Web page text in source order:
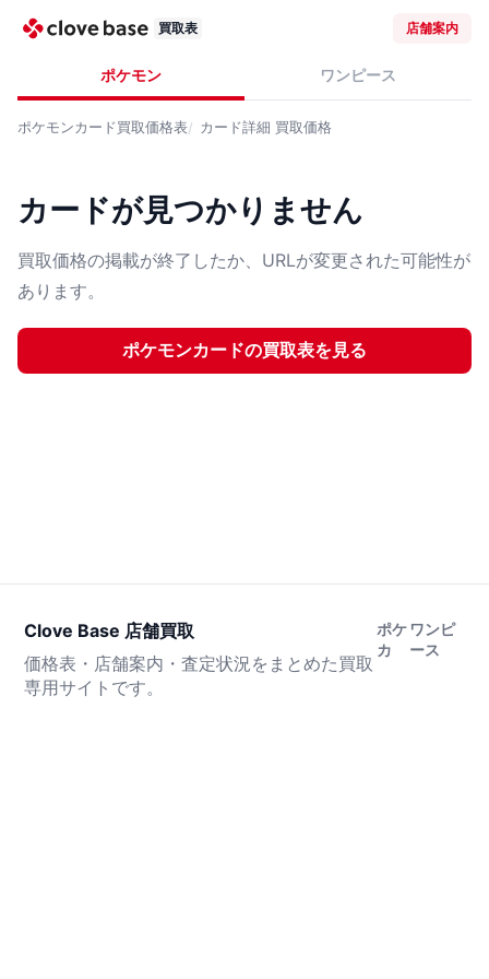
買取表 店舗案内
ポケモン ワンピース
ポケモンカード買取価格表 カード詳細 買取価格
カードが見つかりません
買取価格の掲載が終了したか、URLが変更された可能性が
あります。
ポケモンカードの買取表を見る
Clove Base 店舗買取
価格表・店舗案内・査定状況をまとめた買取
専用サイトです。
ポケ
カ
ワンピ
ース